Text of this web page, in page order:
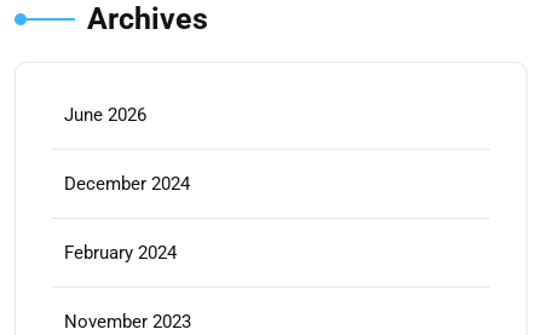
Archives
June 2026
December 2024
February 2024
November 2023